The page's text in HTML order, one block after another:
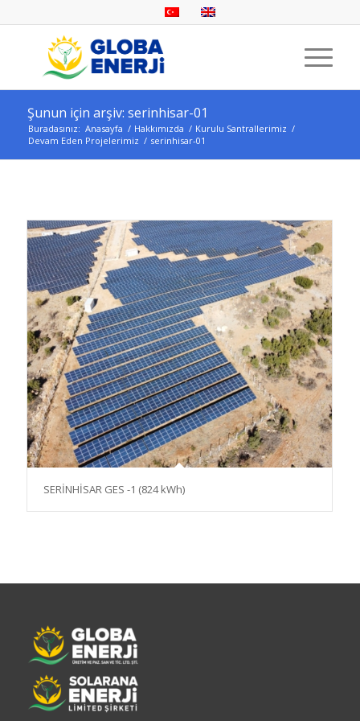
Şunun için arşiv: serinhisar-01
Buradasınız: Anasayfa / Hakkımızda / Kurulu Santrallerimiz /
Devam Eden Projelerimiz / serinhisar-01
SERİNHİSAR GES -1 (824 kWh)